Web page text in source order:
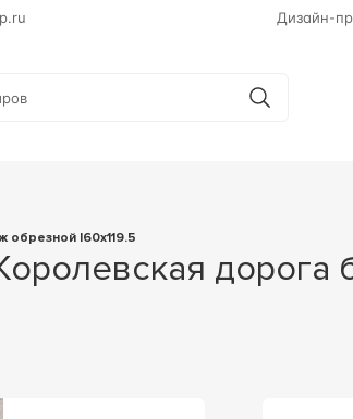
Дизайн-
обрезной l60х119.5